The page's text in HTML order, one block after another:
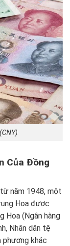
Của Đồng
năm 1948, một
Hoa được
Hoa (Ngân hàng
Nhân dân tệ
phương khác